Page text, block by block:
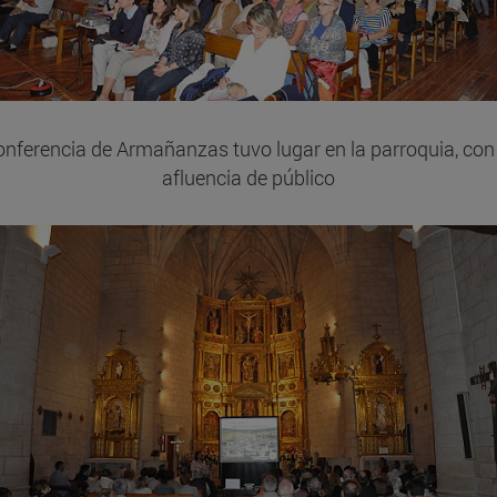
de Armañanzas tuvo lugar en la parroquia,
afluencia de público